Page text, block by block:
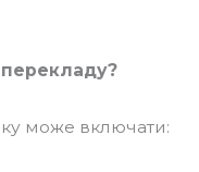
може включати: